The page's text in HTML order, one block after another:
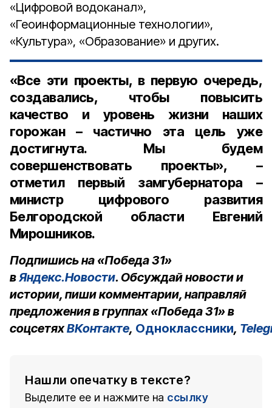
«Цифровой водоканал»,
«Геоинформационные технологии»,
«Культура», «Образование» и других.
«Все эти проекты, в первую очередь,
создавались, чтобы повысить
качество и уровень жизни наших
горожан – частично эта цель уже
достигнута. Мы будем
совершенствовать проекты», –
отметил первый замгубернатора –
министр цифрового развития
Белгородской области Евгений
Мирошников.
Подпишись на «Победа 31»
вЯндекс.Новости. Обсуждай новости и
истории, пиши комментарии, направляй
предложения в группах «Победа 31» в
соцсетяхВКонтакте, Одноклассники,
Нашли опечатку в тексте?
Выделите ее и нажмите на ссылку